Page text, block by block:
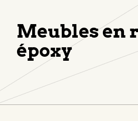
Meubles en
époxy